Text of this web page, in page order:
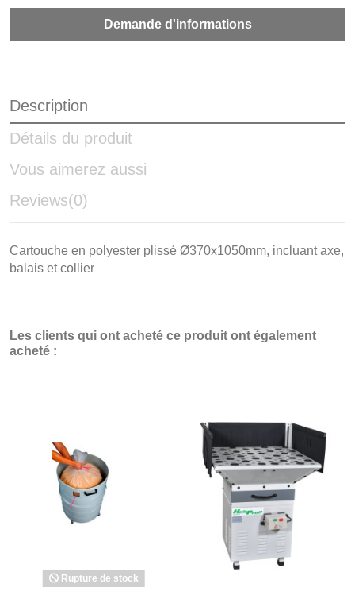
Demande d'informations
Description
Détails du produit
Vous aimerez aussi
Reviews(0)
Cartouche en polyester plissé Ø370x1050mm, incluant axe,
balais et collier
Les clients qui ont acheté ce produit ont également
acheté :
Rupture de stock